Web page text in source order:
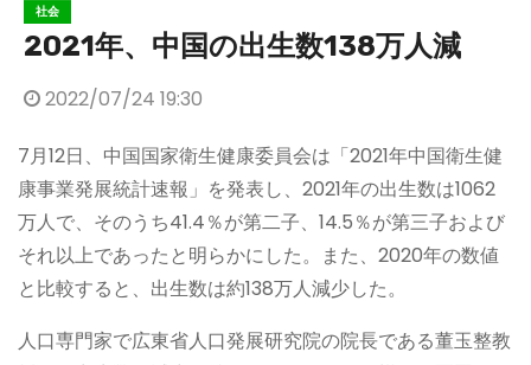
社会
2021年、中国の出生数138万人減
2022/07/24 19:30
7月12日、中国国家衛生健康委員会は「2021年中国衛生健
康事業発展統計速報」を発表し、2021年の出生数は1062
万人で、そのうち41.4％が第二子、14.5％が第三子および
それ以上であったと明らかにした。また、2020年の数値
と比較すると、出生数は約138万人減少した。
人口専門家で広東省人口発展研究院の院長である董玉整教